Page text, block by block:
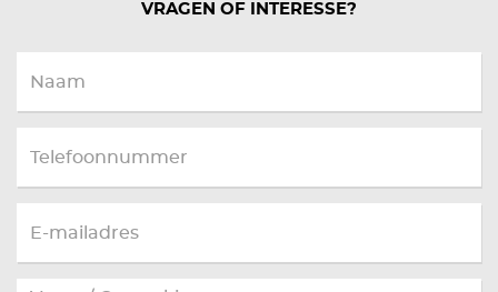
VRAGEN OF INTERESSE?